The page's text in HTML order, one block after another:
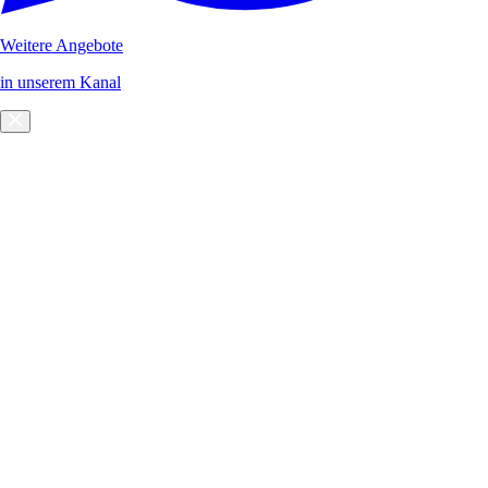
Weitere Angebote
in unserem Kanal